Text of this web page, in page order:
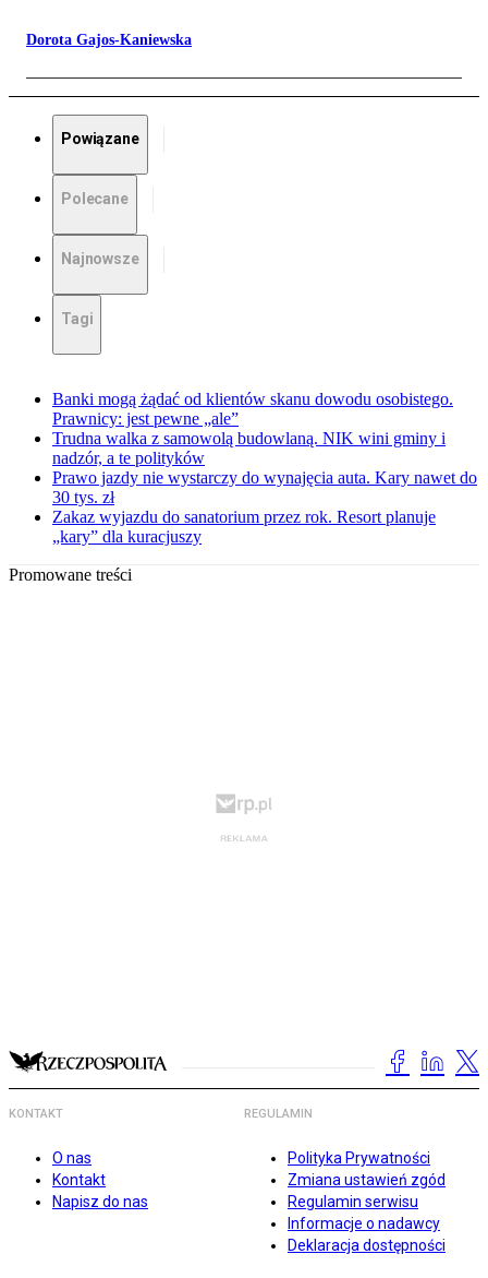
Dorota Gajos-Kaniewska
Powiązane
Polecane
Najnowsze
Tagi
Banki mogą żądać od klientów skanu dowodu osobistego.
Prawnicy: jest pewne „ale”
Trudna walka z samowolą budowlaną. NIK wini gminy i
nadzór, a te polityków
Prawo jazdy nie wystarczy do wynajęcia auta. Kary nawet do
30 tys. zł
Zakaz wyjazdu do sanatorium przez rok. Resort planuje
„kary” dla kuracjuszy
Promowane treści
KONTAKT
O nas
Kontakt
Napisz do nas
REGULAMIN
Polityka Prywatności
Zmiana ustawień zgód
Regulamin serwisu
Informacje o nadawcy
Deklaracja dostępności